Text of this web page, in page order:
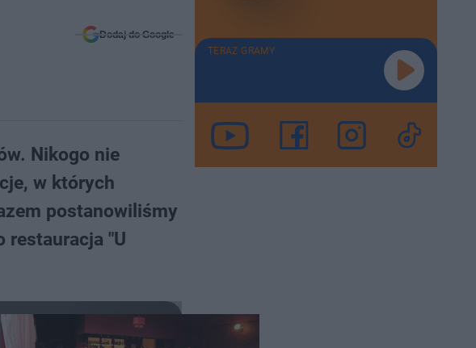
Dodaj do Google
Nikogo nie
w których
postanowiliśmy
restauracja "U
TERAZ GRAMY